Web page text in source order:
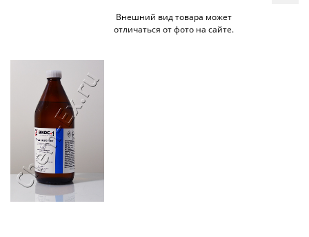
Внешний вид товара может
отличаться от фото на сайте.